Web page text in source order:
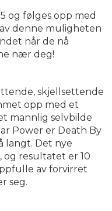
og følges opp med
denne muligheten
når de nå
nær deg!
skjellsettende
opp med et
mannlig selvbilde
Power er Death By
langt. Det nye
resultatet er 10
av forvirret
seg.